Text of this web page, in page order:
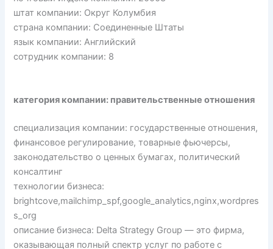
штат компании: Округ Колумбия
страна компании: Соединенные Штаты
язык компании: Английский
сотрудник компании: 8
категория компании: правительственные отношения
специализация компании: государственные отношения,
финансовое регулирование, товарные фьючерсы,
законодательство о ценных бумагах, политический
консалтинг
технологии бизнеса:
brightcove,mailchimp_spf,google_analytics,nginx,wordpres
s_org
описание бизнеса: Delta Strategy Group — это фирма,
оказывающая полный спектр услуг по работе с